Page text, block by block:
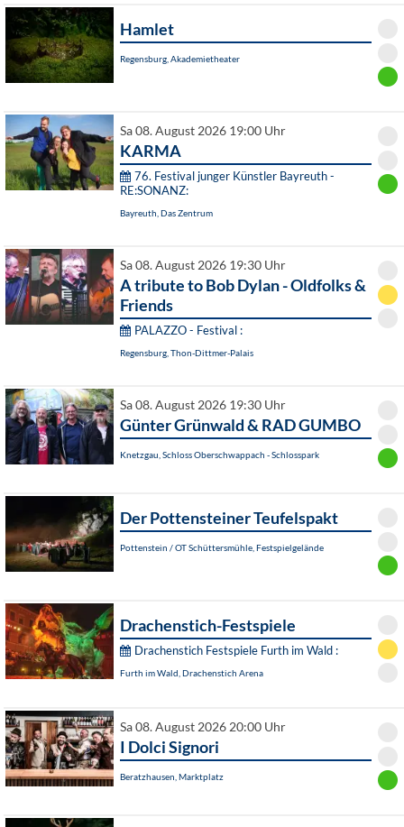
Hamlet
Regensburg, Akademietheater
Sa 08. August 2026 19:00 Uhr
KARMA
76. Festival junger Künstler Bayreuth -
RE:SONANZ:
Bayreuth, Das Zentrum
Sa 08. August 2026 19:30 Uhr
A tribute to Bob Dylan - Oldfolks &
Friends
PALAZZO - Festival :
Regensburg, Thon-Dittmer-Palais
Sa 08. August 2026 19:30 Uhr
Günter Grünwald & RAD GUMBO
Knetzgau, Schloss Oberschwappach - Schlosspark
Der Pottensteiner Teufelspakt
Pottenstein / OT Schüttersmühle, Festspielgelände
Drachenstich-Festspiele
Drachenstich Festspiele Furth im Wald :
Furth im Wald, Drachenstich Arena
Sa 08. August 2026 20:00 Uhr
I Dolci Signori
Beratzhausen, Marktplatz